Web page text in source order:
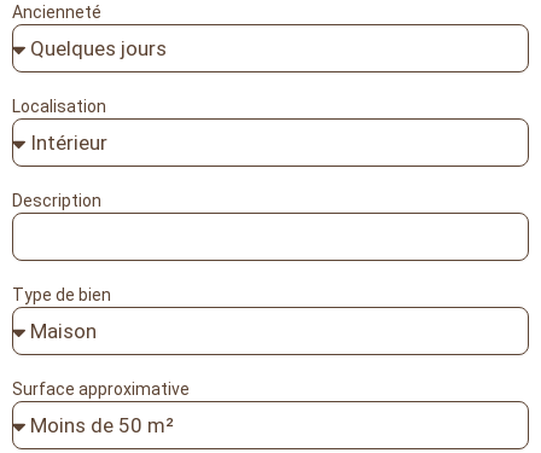
Ancienneté
Localisation
Description
Type de bien
Surface approximative